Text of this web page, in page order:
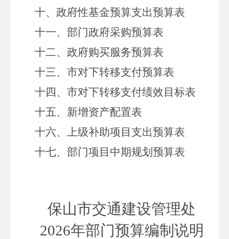
十、政府性基金预算支出预算表
十一、部门政府采购预算表
十二、政府购买服务预算表
十三、市对下转移支付预算表
十四、市对下转移支付绩效目标表
十五、新增资产配置表
十六、上级补助项目支出预算表
十七、部门项目中期规划预算表
保山市交通建设管理处
2026年部门预算编制说明